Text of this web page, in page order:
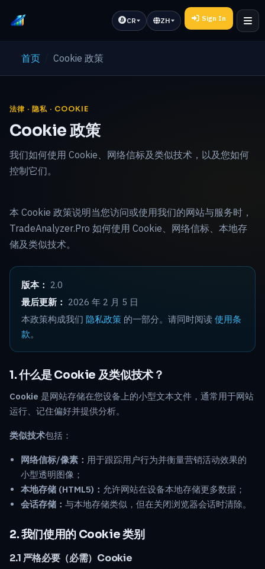
CR ZH Sign In
首页 Cookie 政策
法律 · 隐私 · COOKIE
Cookie 政策
我们如何使用 Cookie、网络信标及类似技术，以及您如何
控制它们。
本 Cookie 政策说明当您访问或使用我们的网站与服务时，
TradeAnalyzer.Pro 如何使用 Cookie、网络信标、本地存
储及类似技术。
版本： 2.0
最后更新： 2026 年 2 月 5 日
本政策构成我们隐私政策 的一部分。请同时阅读使用条
款。
1. 什么是 Cookie 及类似技术？
Cookie 是网站存储在您设备上的小型文本文件，通常用于网站
运行、记住偏好并提供分析。
类似技术包括：
网络信标/像素： 用于跟踪用户行为并衡量营销活动效果的
小型透明图像；
本地存储 (HTML5)： 允许网站在设备本地存储更多数据；
会话存储：与本地存储类似，但在关闭浏览器会话时清除。
2. 我们使用的 Cookie 类别
2.1 严格必要（必需）Cookie